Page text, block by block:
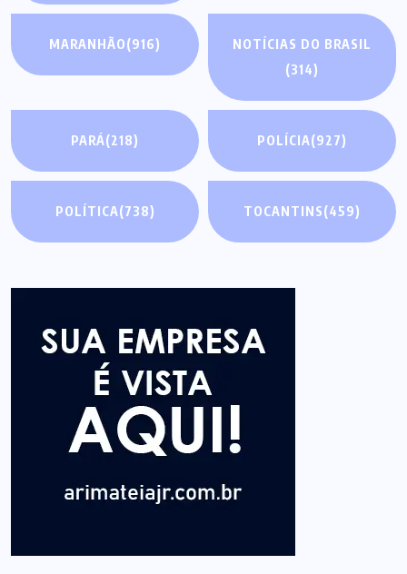
MARANHÃO(916)
NOTÍCIAS DO BRASIL
(314)
PARÁ(218) POLÍCIA(927)
POLÍTICA(738) TOCANTINS(459)